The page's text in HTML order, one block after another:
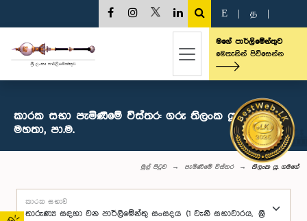
E த
මගේ පාර්ලිමේන්තුව
මෙතැනින් පිවිසෙන්න
කාරක සභා පැමිණීමේ විස්තර: ගරු තිලංක යූ. ගමගේ
මහතා, පා.ම.
මුල් පිටුව පැමිණීමේ විස්තර තිලංක යූ. ගමගේ
කාරක සභාව